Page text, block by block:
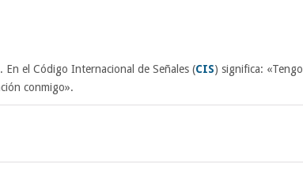
el Código Internacional de Señales (CIS) significa: «Tengo
conmigo».